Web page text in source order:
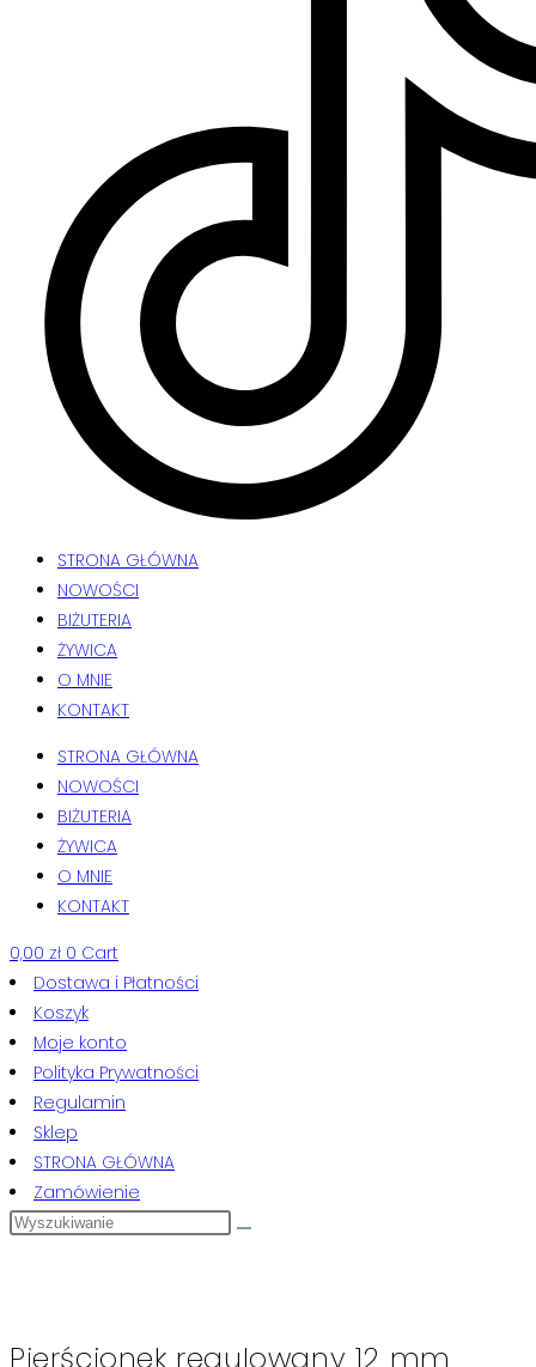
STRONA GŁÓWNA
NOWOŚCI
BIŻUTERIA
ŻYWICA
O MNIE
KONTAKT
STRONA GŁÓWNA
NOWOŚCI
BIŻUTERIA
ŻYWICA
O MNIE
KONTAKT
0,00 zł 0 Cart
Dostawa i Płatności
Koszyk
Moje konto
Polityka Prywatności
Regulamin
Sklep
STRONA GŁÓWNA
Zamówienie
Pierścionek regulowany 12 mm